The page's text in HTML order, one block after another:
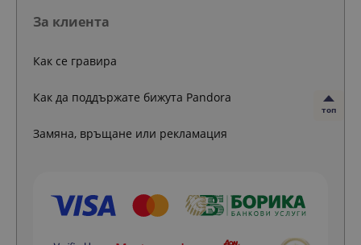
топ
За клиента
Как се гравира
Как да поддържате бижута Pandora
Замяна, връщане или рекламация